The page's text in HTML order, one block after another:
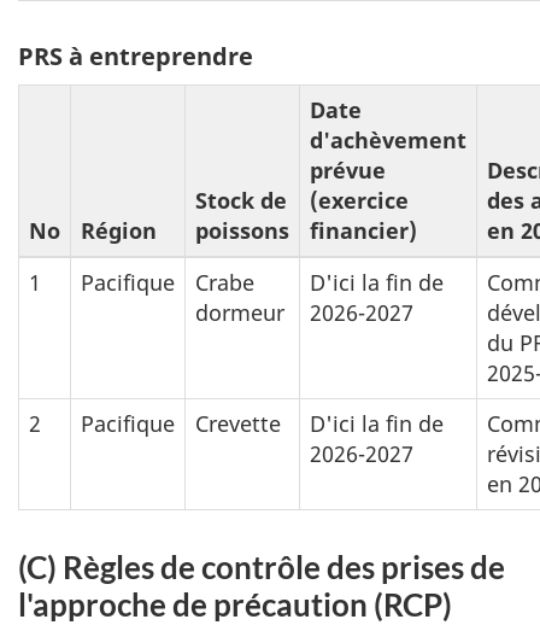
PRS à entreprendre
No Région
Stock de
poissons
Date
d'achèvement
prévue
(exercice
financier)
des
en
1
Pacifique
Crabe
dormeur
D'ici la fin de
2026-2027
du
2
Pacifique Crevette
D'ici la fin de
2026-2027
en
(C) Règles de contrôle des prises de
l'approche de précaution (RCP)